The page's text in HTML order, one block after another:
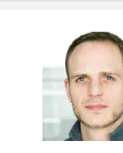
Le Dr
de soins sur